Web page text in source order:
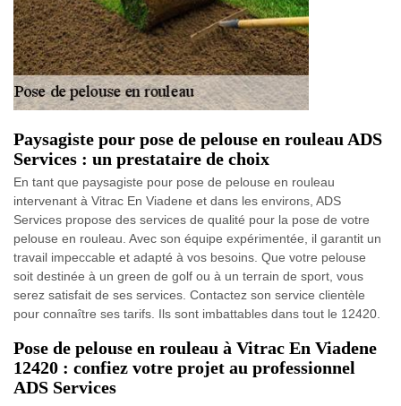
Paysagiste pour pose de pelouse en rouleau ADS
Services : un prestataire de choix
En tant que paysagiste pour pose de pelouse en rouleau
intervenant à Vitrac En Viadene et dans les environs, ADS
Services propose des services de qualité pour la pose de votre
pelouse en rouleau. Avec son équipe expérimentée, il garantit un
travail impeccable et adapté à vos besoins. Que votre pelouse
soit destinée à un green de golf ou à un terrain de sport, vous
serez satisfait de ses services. Contactez son service clientèle
pour connaître ses tarifs. Ils sont imbattables dans tout le 12420.
Pose de pelouse en rouleau à Vitrac En Viadene
12420 : confiez votre projet au professionnel
ADS Services